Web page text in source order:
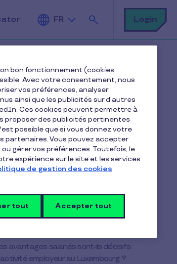
FR
Rechercher
Login
votre masse salariale
améliorer le pouvoir d'achat de
au Luxembourg ?
chèque repas au Luxembourg ?
l'inflation a-t-elle augmenté au
depuis 2021 ?
valeur faciale maximale des chèques
?
ou augmentation de salaire : quelle
avantages salariés sont-ils décisifs
employeur au Luxembourg ?
bon fonctionnement (cookies
Avec votre consentement, nous
vos préférences, analyser
ainsi que les publicités sur d’autres
Ces cookies peuvent permettre à
proposer des publicités pertinentes
possible que si vous donnez votre
partenaires. Vous pouvez accepter
gérer vos préférences. Toutefois, le
expérience sur le site et les services
de gestion des cookies
tout Accepter tout